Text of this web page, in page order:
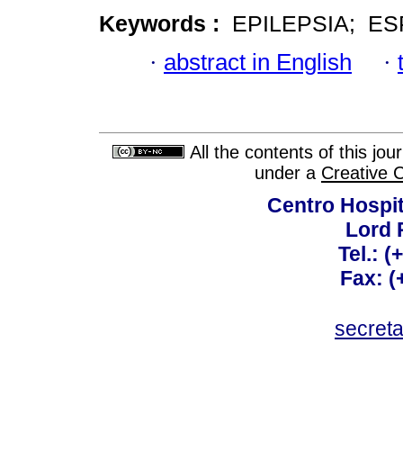
Keywords :
EPILEPSIA;
· abstract in English ·
All the contents of this
under a Creative
Centro
Lord
Tel.:
Fax: